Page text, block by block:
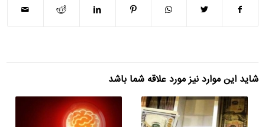
شاید این موارد نیز مورد علاقه شما باشد